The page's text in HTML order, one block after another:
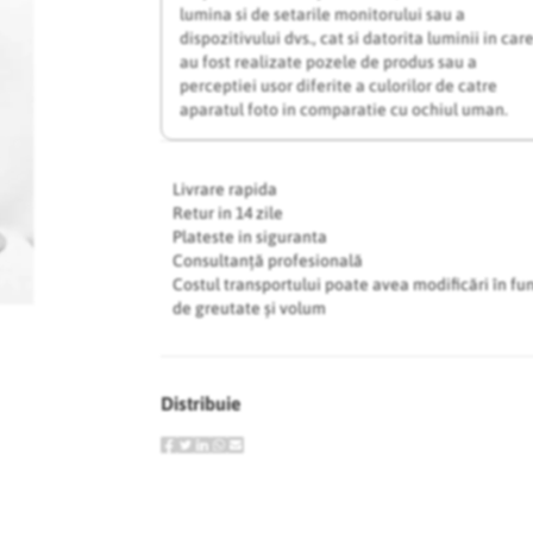
lumina si de setarile monitorului sau a
dispozitivului dvs., cat si datorita luminii in care
au fost realizate pozele de produs sau a
perceptiei usor diferite a culorilor de catre
aparatul foto in comparatie cu ochiul uman.
Livrare rapida
Retur in 14 zile
Plateste in siguranta
Consultanță profesională
Costul transportului poate avea modificări în
de greutate și volum
Distribuie